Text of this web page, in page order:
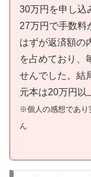
30万円を申し込
27万円で手数料
はずが返済額の
を占めており、
せんでした。結
元本は20万円以
※個人の感想であり
ん